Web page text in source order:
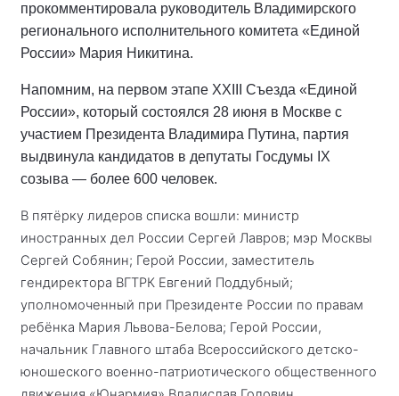
прокомментировала руководитель Владимирского
регионального исполнительного комитета «Единой
России» Мария Никитина.
Напомним, на первом этапе XXIII Съезда «Единой
России», который состоялся 28 июня в Москве с
участием Президента Владимира Путина, партия
выдвинула кандидатов в депутаты Госдумы IX
созыва — более 600 человек.
В пятёрку лидеров списка вошли: министр
иностранных дел России Сергей Лавров; мэр Москвы
Сергей Собянин; Герой России, заместитель
гендиректора ВГТРК Евгений Поддубный;
уполномоченный при Президенте России по правам
ребёнка Мария Львова-Белова; Герой России,
начальник Главного штаба Всероссийского детско-
юношеского военно-патриотического общественного